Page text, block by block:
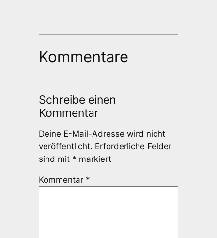
Kommentare
Schreibe einen
Kommentar
Deine E-Mail-Adresse wird nicht
veröffentlicht. Erforderliche Felder
sind mit * markiert
Kommentar *